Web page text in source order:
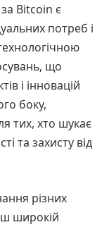
Bitcoin є
потреб і
що
і інновацій
боку,
тих, хто шукає
та захисту від
різних
широкій